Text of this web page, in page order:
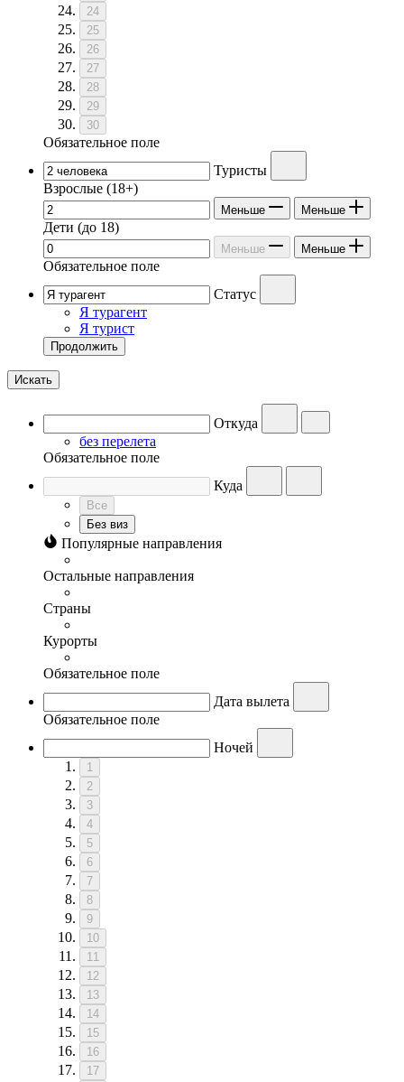
24
25
26
27
28
29
30
Обязательное поле
Туристы
Взрослые (18+)
Меньше Меньше
Дети (до 18)
Меньше Меньше
Обязательное поле
Статус
Я турагент
Я турист
Продолжить
Искать
Откуда
без перелета
Обязательное поле
Куда
Все
Без виз
Популярные направления
Остальные направления
Страны
Курорты
Обязательное поле
Дата вылета
Обязательное поле
Ночей
1
2
3
4
5
6
7
8
9
10
11
12
13
14
15
16
17